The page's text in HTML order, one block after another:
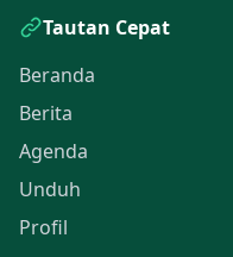
Tautan Cepat
Beranda
Berita
Agenda
Unduh
Profil